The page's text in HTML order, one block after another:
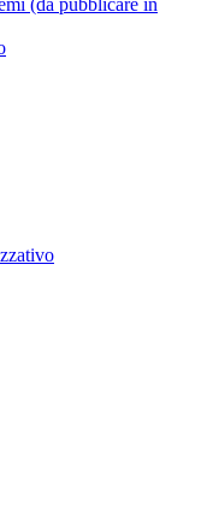
(da pubblicare in